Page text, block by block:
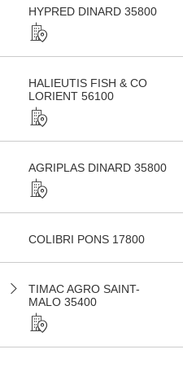
HYPRED DINARD 35800
HALIEUTIS FISH & CO
LORIENT 56100
AGRIPLAS DINARD 35800
COLIBRI PONS 17800
TIMAC AGRO SAINT-
MALO 35400